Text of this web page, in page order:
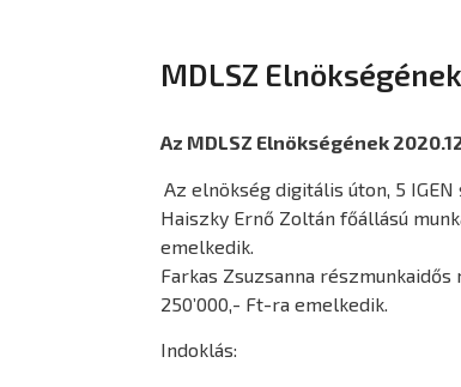
MDLSZ
Az MDLSZ Elnökségének
Az elnökség digitális úton, 5
Haiszky Ernő Zoltán főállású
emelkedik.
Farkas Zsuzsanna
250’000,- Ft-ra emelkedik.
Indoklás: